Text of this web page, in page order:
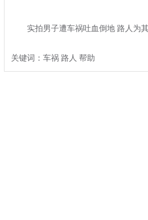
实拍男子遭车祸吐血倒地 路人为
关键词：车祸 路人 帮助